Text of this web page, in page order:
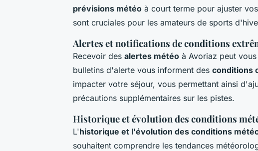
prévisions météo à court terme pour ajuster
sont cruciales pour les amateurs de sports
Alertes et notifications de conditions
Recevoir des alertes météo à Avoriaz peut
bulletins d'alerte vous informent des conditions
impacter votre séjour, vous permettant ainsi
précautions supplémentaires sur les pistes.
Historique et évolution des conditions
L'historique et l'évolution des conditions
souhaitent comprendre les tendances